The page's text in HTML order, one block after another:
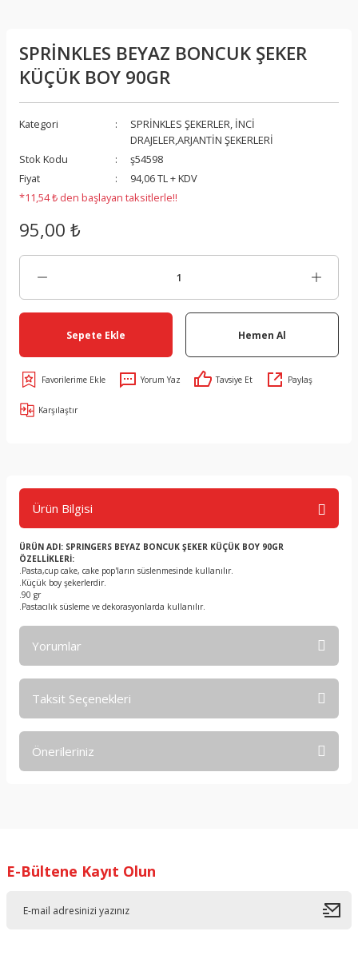
SPRİNKLES BEYAZ BONCUK ŞEKER
KÜÇÜK BOY 90GR
Kategori
SPRİNKLES ŞEKERLER, İNCİ
DRAJELER,ARJANTİN ŞEKERLERİ
Stok Kodu
ş54598
Fiyat
94,06 TL + KDV
*11,54 ₺ den başlayan taksitlerle!!
95,00 ₺
Sepete Ekle Hemen Al
Yorum Yaz Tavsiye Et Paylaş
Karşılaştır
Ürün Bilgisi
ÜRÜN ADI: SPRINGERS BEYAZ BONCUK ŞEKER KÜÇÜK BOY 90GR
ÖZELLİKLERİ:
.Pasta,cup cake, cake pop'ların süslenmesinde kullanılır.
.Küçük boy şekerlerdir.
.90 gr
.Pastacılık süsleme ve dekorasyonlarda kullanılır.
Yorumlar
Taksit Seçenekleri
Önerileriniz
Ürün resmi kalitesiz, bozuk veya görüntülenemiyor.
E-Bültene Kayıt Olun